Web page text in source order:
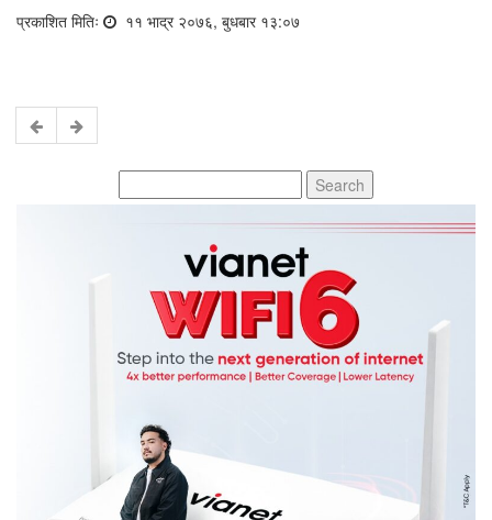
प्रकाशित मितिः ११ भाद्र २०७६, बुधबार १३:०७
for: